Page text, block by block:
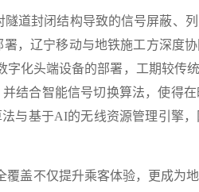
封闭结构导致的信号屏蔽、
，辽宁移动与地铁施工方深度
化头端设备的部署，工期较传
结合智能信号切换算法，使得
与基于AI的无线资源管理引擎
不仅提升乘客体验，更成为